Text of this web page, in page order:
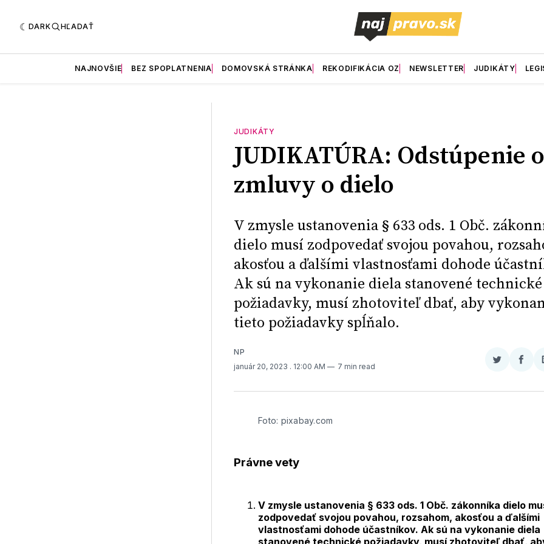
DARK HĽADAŤ
NAJNOVŠIE BEZ SPOPLATNENIA DOMOVSKÁ STRÁNKA REKODIFIKÁCIA OZ NEWSLETTER JUDIKÁTY
JUDIKÁTY
JUDIKATÚRA: Odstúpenie
zmluvy o dielo
V zmysle ustanovenia § 633 ods. 1 Obč.
dielo musí zodpovedať svojou povahou,
akosťou a ďalšími vlastnosťami dohode
Ak sú na vykonanie diela stanovené technické
požiadavky, musí zhotoviteľ dbať, aby
tieto požiadavky spĺňalo.
NP
január 20, 2023 . 12:00 AM 7 min read
Zdieľať
Twitter
Foto: pixabay.com
Právne vety
V zmysle ustanovenia § 633 ods. 1 Obč. zákonníka dielo
zodpovedať svojou povahou, rozsahom, akosťou a ďalšími
vlastnosťami dohode účastníkov. Ak sú na vykonanie diela